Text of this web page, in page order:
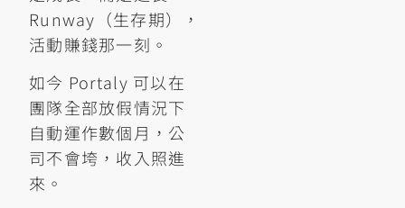
Runway（生存期），
活動賺錢那一刻。
如今 Portaly 可以在
團隊全部放假情況下
自動運作數個月，公
司不會垮，收入照進
來。